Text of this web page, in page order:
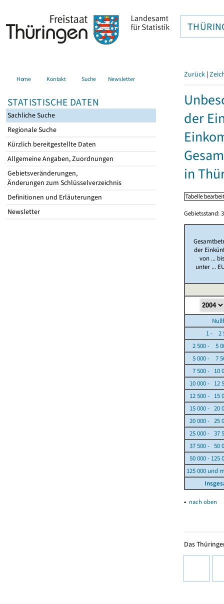
Home Kontakt Suche Newsletter
STATISTISCHE DATEN
Sachliche Suche
Regionale Suche
Kürzlich bereitgestellte Daten
Allgemeine Angaben, Zuordnungen
Gebietsveränderungen,
Änderungen zum Schlüsselverzeichnis
Definitionen und Erläuterungen
Newsletter
Zurück |
der
in
Gebietsstand:
der
von ...
unter ...
1 - 2
2 500 - 5
5 000 - 7
7 500 - 10
10 000 - 12
12 500 - 15
15 000 - 20
20 000 - 25
25 000 - 37
37 500 - 50
50 000 - 125
125 000 und
▴ nach oben
Das